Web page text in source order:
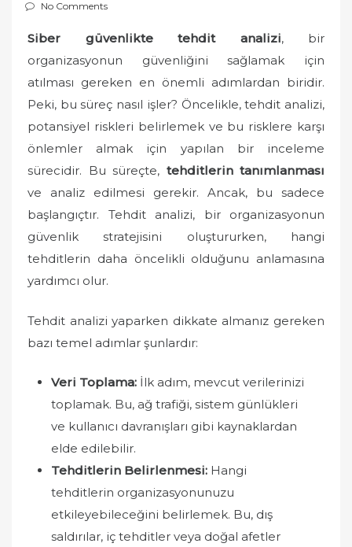
t
e
d
No Comments
Siber güvenlikte tehdit analizi, bir
organizasyonun güvenliğini sağlamak için
atılması gereken en önemli adımlardan biridir.
Peki, bu süreç nasıl işler? Öncelikle, tehdit analizi,
potansiyel riskleri belirlemek ve bu risklere karşı
önlemler almak için yapılan bir inceleme
sürecidir. Bu süreçte, tehditlerin tanımlanması
ve analiz edilmesi gerekir. Ancak, bu sadece
başlangıçtır. Tehdit analizi, bir organizasyonun
güvenlik stratejisini oluştururken, hangi
tehditlerin daha öncelikli olduğunu anlamasına
yardımcı olur.
Tehdit analizi yaparken dikkate almanız gereken
bazı temel adımlar şunlardır:
Veri Toplama: İlk adım, mevcut verilerinizi
toplamak. Bu, ağ trafiği, sistem günlükleri
ve kullanıcı davranışları gibi kaynaklardan
elde edilebilir.
Tehditlerin Belirlenmesi: Hangi
tehditlerin organizasyonunuzu
etkileyebileceğini belirlemek. Bu, dış
saldırılar, iç tehditler veya doğal afetler